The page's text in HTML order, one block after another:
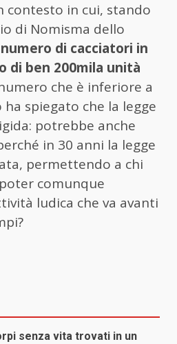
contesto in cui, stando
di Nomisma dello
numero di cacciatori in
di ben 200mila unità
che è inferiore a
ha spiegato che la legge
potrebbe anche
in 30 anni la legge
permettendo a chi
comunque
ludica che va avanti
senza vita trovati in un